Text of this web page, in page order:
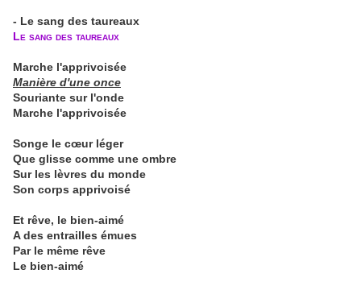
- Le sang des taureaux
Le sang des taureaux
Marche l'apprivoisée
Manière d'une once
Souriante sur l'onde
Marche l'apprivoisée
Songe le cœur léger
Que glisse comme une ombre
Sur les lèvres du monde
Son corps apprivoisé
Et rêve, le bien-aimé
A des entrailles émues
Par le même rêve
Le bien-aimé